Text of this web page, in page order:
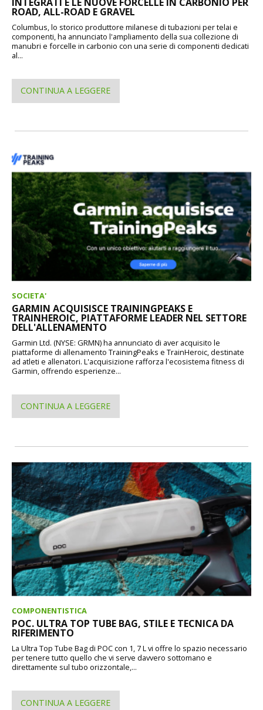
ROAD, ALL-ROAD E GRAVEL
Columbus, lo storico produttore milanese di tubazioni per telai e
componenti, ha annunciato l'ampliamento della sua collezione di
manubri e forcelle in carbonio con una serie di componenti dedicati
al...
CONTINUA A LEGGERE
SOCIETA'
GARMIN ACQUISISCE TRAININGPEAKS E
TRAINHEROIC, PIATTAFORME LEADER NEL SETTORE
DELL'ALLENAMENTO
Garmin Ltd. (NYSE: GRMN) ha annunciato di aver acquisito le
piattaforme di allenamento TrainingPeaks e TrainHeroic, destinate
ad atleti e allenatori. L'acquisizione rafforza l'ecosistema fitness di
Garmin, offrendo esperienze...
CONTINUA A LEGGERE
COMPONENTISTICA
POC. ULTRA TOP TUBE BAG, STILE E TECNICA DA
RIFERIMENTO
La Ultra Top Tube Bag di POC con 1, 7 L vi offre lo spazio necessario
per tenere tutto quello che vi serve davvero sottomano e
direttamente sul tubo orizzontale,...
CONTINUA A LEGGERE